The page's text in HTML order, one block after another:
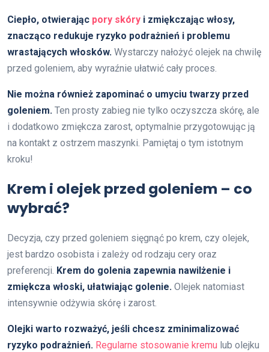
Ciepło, otwierając pory skóry i zmiękczając włosy,
znacząco redukuje ryzyko podrażnień i problemu
wrastających włosków. Wystarczy nałożyć olejek na chwilę
przed goleniem, aby wyraźnie ułatwić cały proces.
Nie można również zapominać o umyciu twarzy przed
goleniem. Ten prosty zabieg nie tylko oczyszcza skórę, ale
i dodatkowo zmiękcza zarost, optymalnie przygotowując ją
na kontakt z ostrzem maszynki. Pamiętaj o tym istotnym
kroku!
Krem i olejek przed goleniem – co
wybrać?
Decyzja, czy przed goleniem sięgnąć po krem, czy olejek,
jest bardzo osobista i zależy od rodzaju cery oraz
preferencji. Krem do golenia zapewnia nawilżenie i
zmiękcza włoski, ułatwiając golenie. Olejek natomiast
intensywnie odżywia skórę i zarost.
Olejki warto rozważyć, jeśli chcesz zminimalizować
ryzyko podrażnień. Regularne stosowanie kremu lub olejku